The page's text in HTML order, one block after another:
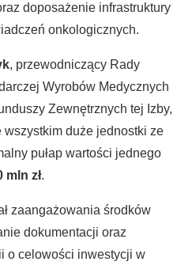
doposażenie infrastruktury
onkologicznych.
, przewodniczący Rady
Wyrobów Medycznych
Zewnętrznych tej Izby,
wszystkim duże jednostki ze
pułap wartości jednego
mln zł.
zaangażowania środków
dokumentacji oraz
o celowości inwestycji w